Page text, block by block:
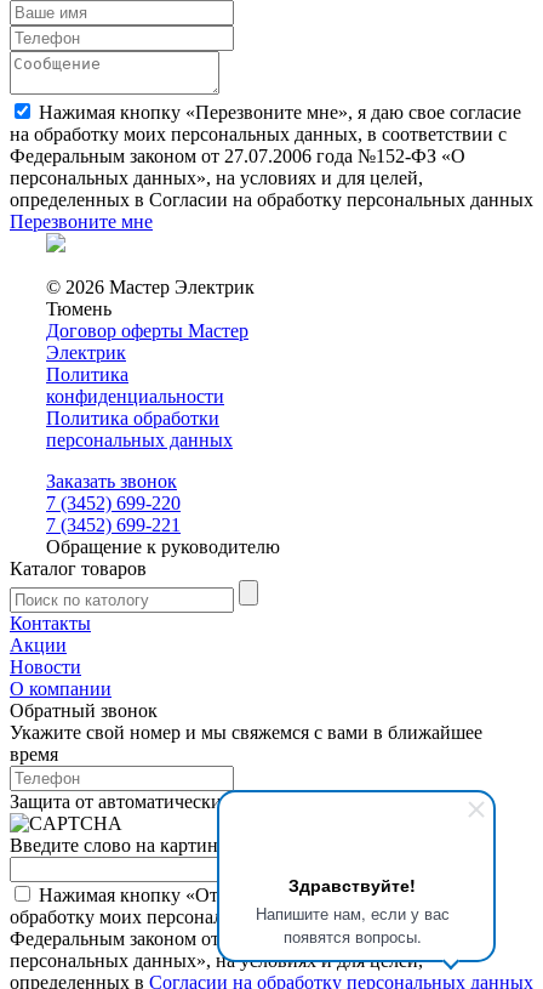
Здравствуйте!
Напишите нам, если у вас
появятся вопросы.
Нажимая кнопку «Перезвоните мне», я даю свое согласие
на обработку моих персональных данных, в соответствии с
Федеральным законом от 27.07.2006 года №152-ФЗ «О
персональных данных», на условиях и для целей,
определенных в Согласии на обработку персональных данных
Перезвоните мне
© 2026 Мастер Электрик
Тюмень
Договор оферты Мастер
Электрик
Политика
конфиденциальности
Политика обработки
персональных данных
Заказать звонок
7 (3452) 699-220
7 (3452) 699-221
Обращение к руководителю
Каталог товаров
Контакты
Акции
Новости
О компании
Обратный звонок
Укажите свой номер и мы свяжемся с вами в ближайшее
время
Защита от автоматических сообщений
Введите слово на картинке
Нажимая кнопку «Отправить», я даю свое согласие на
обработку моих персональных данных, в соответствии с
Федеральным законом от 27.07.2006 года №152-ФЗ «О
персональных данных», на условиях и для целей,
определенных в Согласии на обработку персональных данных